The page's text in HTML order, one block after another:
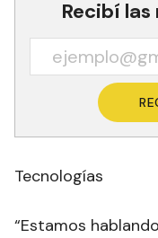
Recibí
Tecnologías
“Estamos